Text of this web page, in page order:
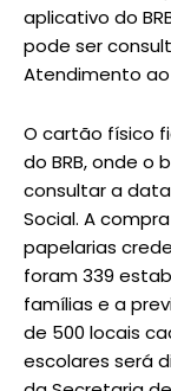
aplicativo do
pode ser
Atendimento
O cartão físico
do BRB, onde o
consultar a
Social. A
papelarias
foram 339
famílias e a
de 500 locais
escolares será